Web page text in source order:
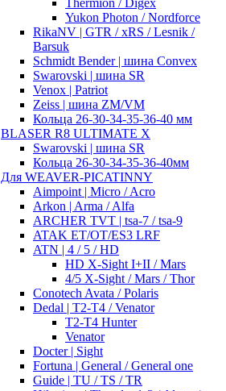
Thermion / Digex
Yukon Photon / Nordforce
RikaNV | GTR / xRS / Lesnik /
Barsuk
Schmidt Bender | шина Convex
Swarovski | шина SR
Venox | Patriot
Zeiss | шина ZM/VM
Кольца 26-30-34-35-36-40 мм
BLASER R8 ULTIMATE X
Swarovski | шина SR
Кольца 26-30-34-35-36-40мм
Для WEAVER-PICATINNY
Aimpoint | Micro / Acro
Arkon | Arma / Alfa
ARCHER TVT | tsa-7 / tsa-9
ATAK ET/OT/ES3 LRF
ATN | 4 / 5 / HD
HD X-Sight I+II / Mars
4/5 X-Sight / Mars / Thor
Conotech Avata / Polaris
Dedal | T2-T4 / Venator
T2-T4 Hunter
Venator
Docter | Sight
Fortuna | General / General one
Guide | TU / TS / TR